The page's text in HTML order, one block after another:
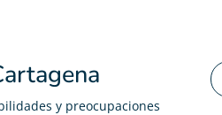
y preocupaciones